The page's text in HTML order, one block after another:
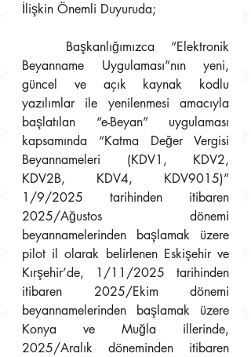
İlişkin Önemli Duyuruda;
Beyanname Uygulaması”nın yeni,
güncel ve açık kaynak kodlu
yazılımlar ile yenilenmesi amacıyla
başlatılan “e-Beyan” uygulaması
kapsamında “Katma Değer Vergisi
Beyannameleri (KDV1, KDV2,
KDV2B, KDV4, KDV9015)”
1/9/2025 tarihinden itibaren
2025/Ağustos dönemi
beyannamelerinden başlamak üzere
pilot il olarak belirlenen Eskişehir ve
Kırşehir’de, 1/11/2025 tarihinden
itibaren 2025/Ekim dönemi
beyannamelerinden başlamak üzere
Konya ve Muğla illerinde,
2025/Aralık döneminden itibaren